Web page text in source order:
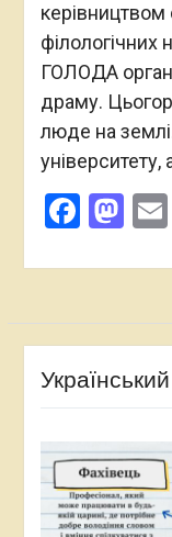
керівництвом
ГОЛОДА
драму.
люде на
університету,